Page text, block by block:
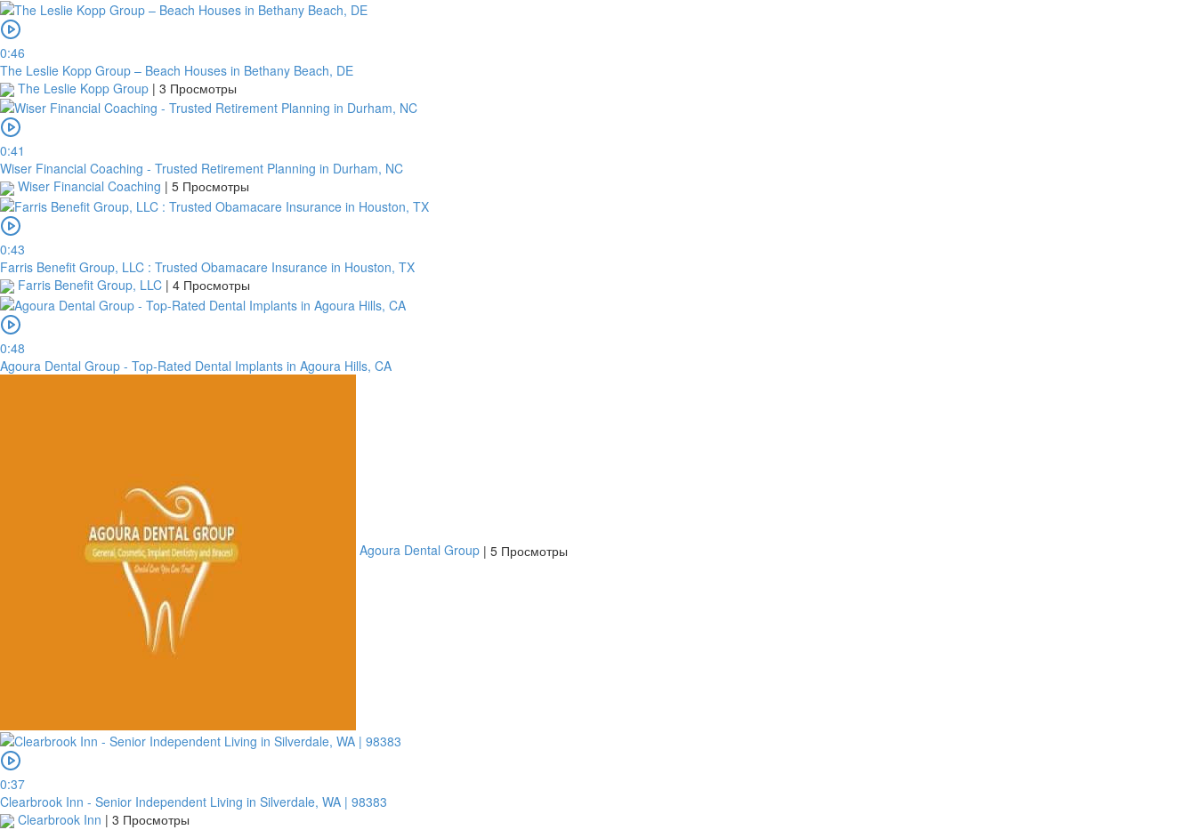
0:46
The Leslie Kopp Group – Beach Houses in Bethany Beach, DE
The Leslie Kopp Group | 3 Просмотры
0:41
Wiser Financial Coaching - Trusted Retirement Planning in Durham, NC
Wiser Financial Coaching | 5 Просмотры
0:43
Farris Benefit Group, LLC : Trusted Obamacare Insurance in Houston, TX
Farris Benefit Group, LLC | 4 Просмотры
0:48
Agoura Dental Group - Top-Rated Dental Implants in Agoura Hills, CA
Agoura Dental Group | 5 Просмотры
0:37
Clearbrook Inn - Senior Independent Living in Silverdale, WA | 98383
Clearbrook Inn | 3 Просмотры